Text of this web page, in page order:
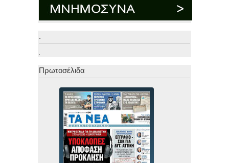
.
.
Πρωτοσέλιδα